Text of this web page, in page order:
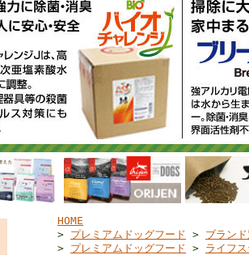
HOME
> プレミアムドッグフード > ブランド
> プレミアムドッグフード > ライフ